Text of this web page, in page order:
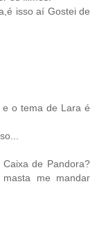
isso aí Gostei de
e o tema de Lara é
de Pandora?
me mandar